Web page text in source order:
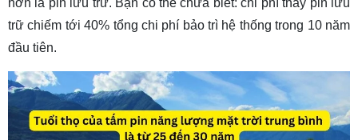
hơn là pin lưu trữ. Bạn có thể chưa biết: chi phí thay pin lưu
trữ chiếm tới 40% tổng chi phí bảo trì hệ thống trong 10 năm
đầu tiên.